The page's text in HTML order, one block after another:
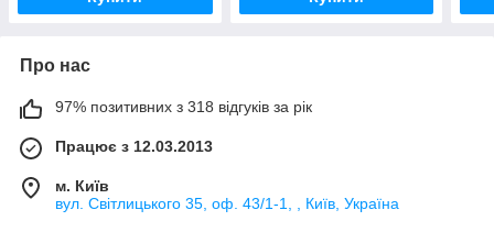
Про нас
97% позитивних з 318 відгуків за рік
Працює з 12.03.2013
м. Київ
вул. Світлицького 35, оф. 43/1-1, , Київ, Україна